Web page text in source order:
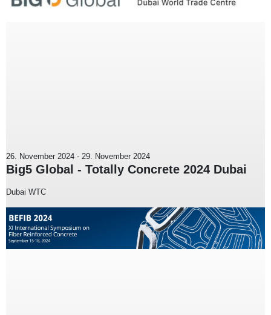
26. November 2024 - 29. November 2024
Big5 Global - Totally Concrete 2024 Dubai
Dubai WTC